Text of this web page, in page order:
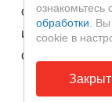
оформить
исходя из
оказывается
ознакомьтесь
обработки .
cookie в